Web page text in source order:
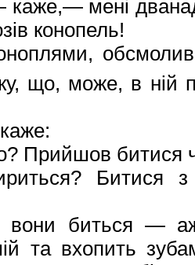
мені
конопель!
що, може, в ній
Прийшов битися
Битися з
биться —
та вхопить